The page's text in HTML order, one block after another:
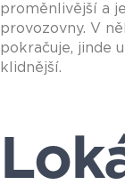
proměnlivější a
provozovny. V
pokračuje, jinde
klidnější.